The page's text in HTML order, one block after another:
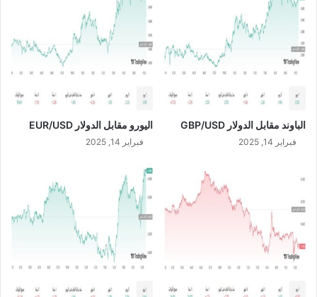
ج
ح
ي
الباوند مقابل الدولار GBP/USD
فبراير 14, 2025
اليورو مقابل الدولار EUR/USD
فبراير 14, 2025